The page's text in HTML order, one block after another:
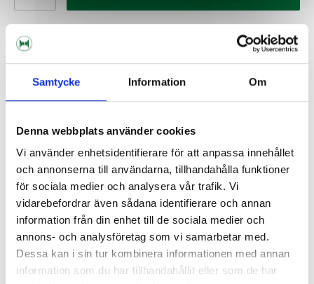
Samtycke Information Om
Denna webbplats använder cookies
Vi använder enhetsidentifierare för att anpassa innehållet
och annonserna till användarna, tillhandahålla funktioner
för sociala medier och analysera vår trafik. Vi
vidarebefordrar även sådana identifierare och annan
information från din enhet till de sociala medier och
annons- och analysföretag som vi samarbetar med.
Dessa kan i sin tur kombinera informationen med annan
information som du har tillhandahållit eller som de har
Delivery to pickup location or to your door
Choose Expressorder in the checkout for extra fast
order processing
Help others choose right. Be the first to write a review!
Write a review, click HERE!
Description